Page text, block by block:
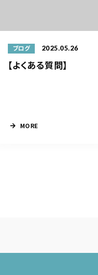
ブログ 2025.05.26
【よくある質問】
MORE